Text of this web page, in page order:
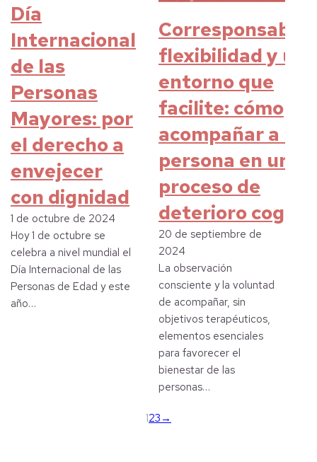
Día
Internacional
de las
Personas
Mayores: por
el derecho a
envejecer
con dignidad
1 de octubre de 2024
Hoy 1 de octubre se
celebra a nivel mundial el
Día Internacional de las
Personas de Edad y este
año…
flexibilidad y un
entorno que
facilite: cómo
acompañar a
persona en un
proceso de
deterioro
20 de septiembre de
2024
La observación
consciente y la voluntad
de acompañar, sin
objetivos terapéuticos,
elementos esenciales
para favorecer el
bienestar de las
personas…
123 →